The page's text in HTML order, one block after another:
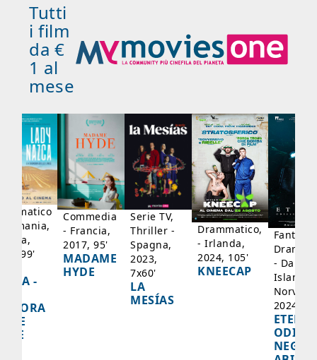
Tutti
i film
da €
1 al
mese
99'
-
Commedia
- Francia,
2017, 95'
MADAME
HYDE
Serie TV,
Thriller -
Spagna,
2023,
7x60'
LA
MESÍAS
Drammatico,
- Irlanda,
2024, 105'
KNEECAP
-
Islanda,
2024,
NEGLI